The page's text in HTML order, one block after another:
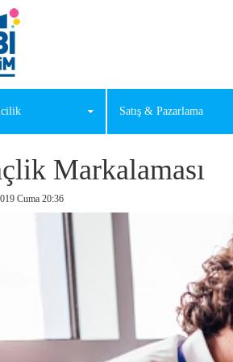
Satış & Pazarlama
Markalaması
Cuma 20:36